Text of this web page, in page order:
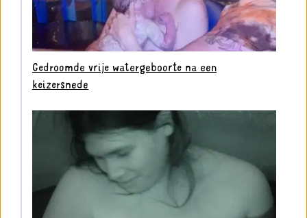
Gedroomde vrije watergeboorte na een
keizersnede